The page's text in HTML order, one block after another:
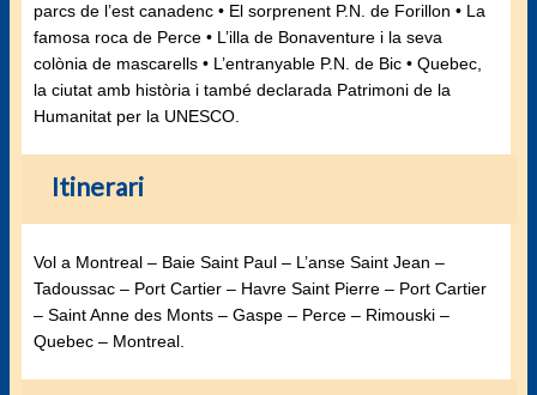
parcs de l’est canadenc • El sorprenent P.N. de Forillon • La
famosa roca de Perce • L’illa de Bonaventure i la seva
colònia de mascarells • L’entranyable P.N. de Bic • Quebec,
la ciutat amb història i també declarada Patrimoni de la
Humanitat per la UNESCO.
Itinerari
Vol a Montreal – Baie Saint Paul – L’anse Saint Jean –
Tadoussac – Port Cartier – Havre Saint Pierre – Port Cartier
– Saint Anne des Monts – Gaspe – Perce – Rimouski –
Quebec – Montreal.